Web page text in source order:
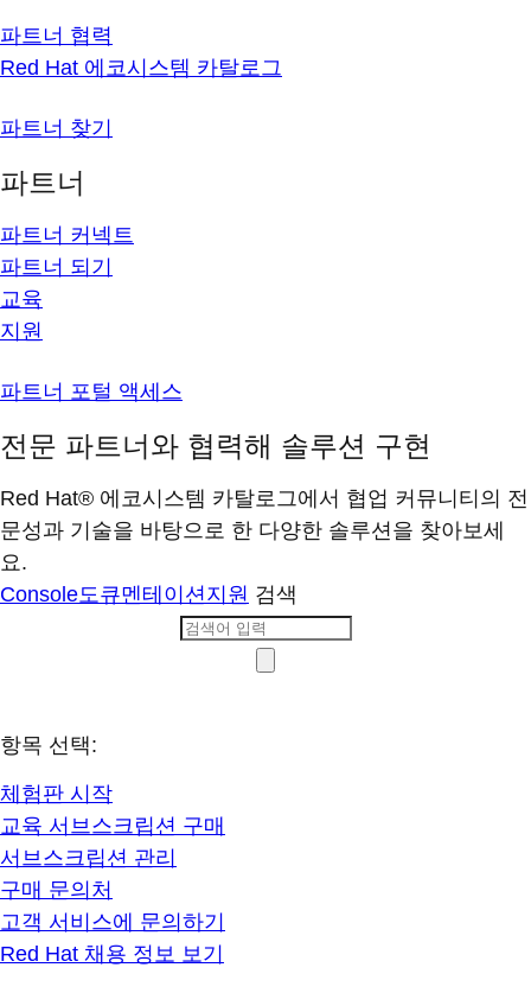
파트너 협력
Red Hat 에코시스템 카탈로그
파트너 찾기
파트너
파트너 커넥트
파트너 되기
교육
지원
파트너 포털 액세스
전문 파트너와 협력해 솔루션 구현
Red Hat® 에코시스템 카탈로그에서 협업 커뮤니티의 전
문성과 기술을 바탕으로 한 다양한 솔루션을 찾아보세
요.
Console도큐멘테이션지원 검색
항목 선택:
체험판 시작
교육 서브스크립션 구매
서브스크립션 관리
구매 문의처
고객 서비스에 문의하기
Red Hat 채용 정보 보기